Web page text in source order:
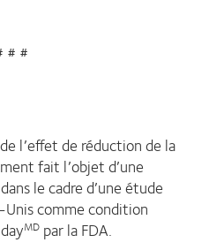
# #
l’effet de réduction de la
fait l’objet d’une
le cadre d’une étude
comme condition
MD par la FDA.